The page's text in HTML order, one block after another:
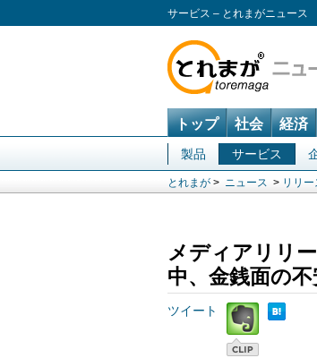
サービス – とれまがニュース
トップ 社会 経済
製品 サービス
とれまが > ニュース > リリ
メディアリリ
中、金銭面の
ツイート